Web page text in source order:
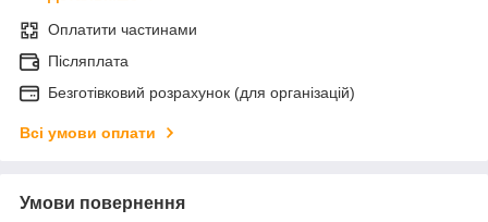
Оплатити частинами
Післяплата
Безготівковий розрахунок (для організацій)
Всі умови оплати
Умови повернення